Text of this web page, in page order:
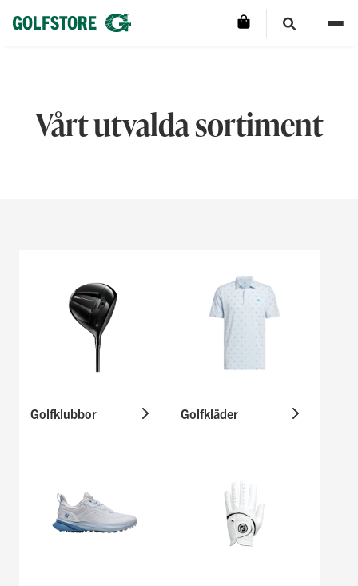
Vårt utvalda sortiment
Golfklubbor Golfkläder